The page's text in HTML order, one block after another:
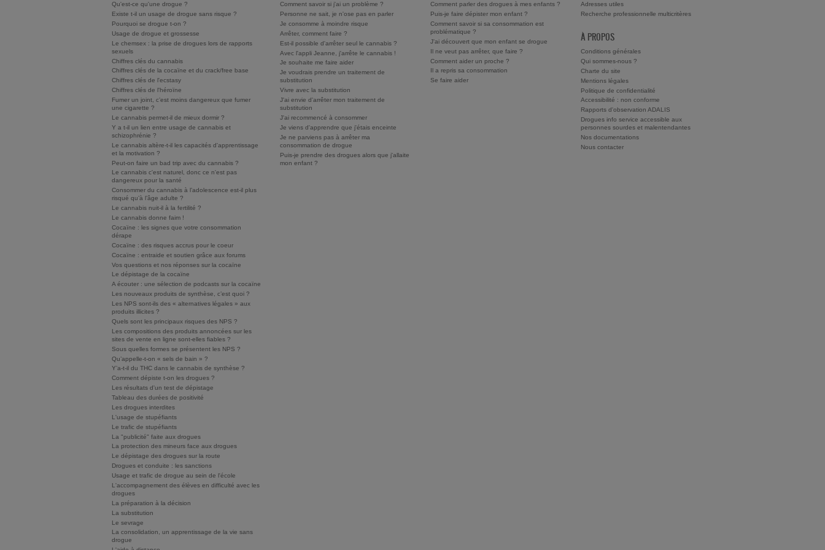
Qu'est-ce qu'une drogue ?
Existe t-il un usage de drogue sans risque ?
Pourquoi se drogue t-on ?
Usage de drogue et grossesse
Le chemsex : la prise de drogues lors de rapports
sexuels
Chiffres clés du cannabis
Chiffres clés de la cocaïne et du crack/free base
Chiffres clés de l'ecstasy
Chiffres clés de l'héroïne
Fumer un joint, c’est moins dangereux que fumer
une cigarette ?
Le cannabis permet-il de mieux dormir ?
Y a t-il un lien entre usage de cannabis et
schizophrénie ?
Le cannabis altère-t-il les capacités d'apprentissage
et la motivation ?
Peut-on faire un bad trip avec du cannabis ?
Le cannabis c'est naturel, donc ce n'est pas
dangereux pour la santé
Consommer du cannabis à l’adolescence est-il plus
risqué qu’à l’âge adulte ?
Le cannabis nuit-il à la fertilité ?
Le cannabis donne faim !
Cocaïne : les signes que votre consommation
dérape
Cocaïne : des risques accrus pour le coeur
Cocaïne : entraide et soutien grâce aux forums
Vos questions et nos réponses sur la cocaïne
Le dépistage de la cocaïne
A écouter : une sélection de podcasts sur la cocaïne
Les nouveaux produits de synthèse, c’est quoi ?
Les NPS sont-ils des « alternatives légales » aux
produits illicites ?
Quels sont les principaux risques des NPS ?
Les compositions des produits annoncées sur les
sites de vente en ligne sont-elles fiables ?
Sous quelles formes se présentent les NPS ?
Qu’appelle-t-on « sels de bain » ?
Y’a-t-il du THC dans le cannabis de synthèse ?
Comment dépiste t-on les drogues ?
Les résultats d'un test de dépistage
Tableau des durées de positivité
Les drogues interdites
L'usage de stupéfiants
Le trafic de stupéfiants
La "publicité" faite aux drogues
La protection des mineurs face aux drogues
Le dépistage des drogues sur la route
Drogues et conduite : les sanctions
Usage et trafic de drogue au sein de l'école
L'accompagnement des élèves en difficulté avec les
drogues
La préparation à la décision
La substitution
Le sevrage
La consolidation, un apprentissage de la vie sans
drogue
Comment savoir si j'ai un problème ?
Personne ne sait, je n'ose pas en parler
Je consomme à moindre risque
Arrêter, comment faire ?
Est-il possible d'arrêter seul le cannabis ?
Avec l'appli Jeanne, j'arrête le cannabis !
Je souhaite me faire aider
Je voudrais prendre un traitement de
substitution
Vivre avec la substitution
J'ai envie d'arrêter mon traitement de
substitution
J'ai recommencé à consommer
Je viens d'apprendre que j'étais enceinte
Je ne parviens pas à arrêter ma
consommation de drogue
Puis-je prendre des drogues alors que j'allaite
mon enfant ?
Comment parler des drogues à mes enfants ?
Puis-je faire dépister mon enfant ?
Comment savoir si sa consommation est
problématique ?
J'ai découvert que mon enfant se drogue
Il ne veut pas arrêter, que faire ?
Comment aider un proche ?
Il a repris sa consommation
Se faire aider
Adresses utiles
Recherche professionnelle multicritères
À PROPOS
Conditions générales
Qui sommes-nous ?
Charte du site
Mentions légales
Politique de confidentialité
Accessibilité : non conforme
Rapports d'observation ADALIS
Drogues info service accessible aux
personnes sourdes et malentendantes
Nos documentations
Nous contacter